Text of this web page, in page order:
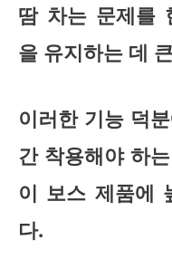
땀 차는 문제를
을 유지하는 데
이러한 기능 덕
간 착용해야 하
이 보스 제품에
다.